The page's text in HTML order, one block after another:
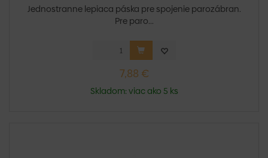
Jednostranne lepiaca páska pre spojenie parozábran.
Pre paro...
7,88 €
Skladom: viac ako 5 ks